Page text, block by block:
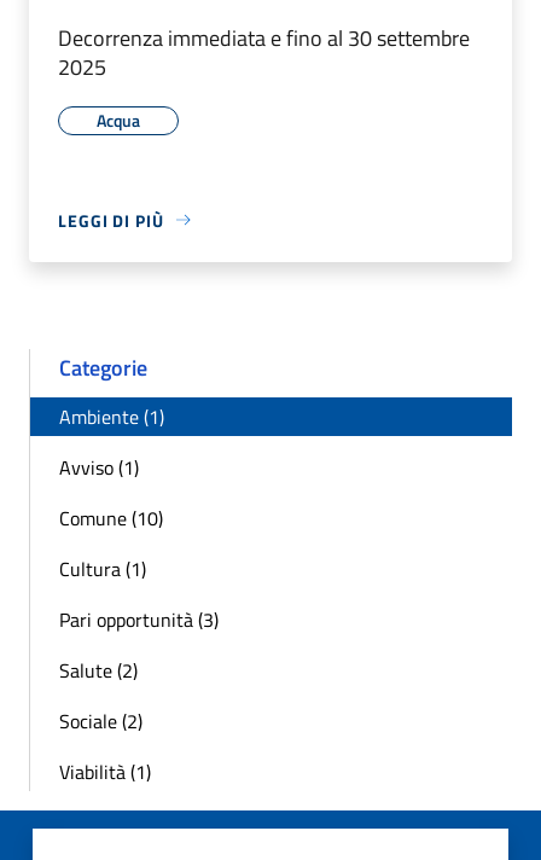
Decorrenza immediata e fino al 30 settembre
2025
Acqua
LEGGI DI PIÙ
Categorie
Ambiente (1)
Avviso (1)
Comune (10)
Cultura (1)
Pari opportunità (3)
Salute (2)
Sociale (2)
Viabilità (1)